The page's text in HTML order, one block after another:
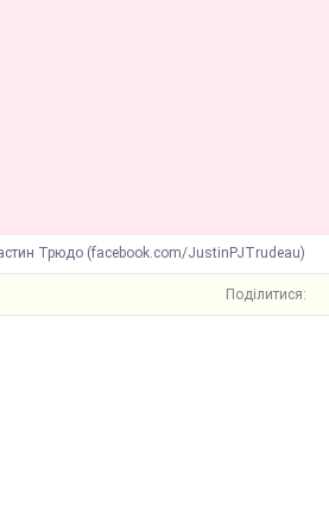
Трюдо (facebook.com/JustinPJTrudeau)
Поділитися: